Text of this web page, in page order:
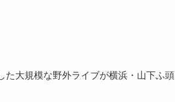
た大規模な野外ライブが横浜・山下ふ頭